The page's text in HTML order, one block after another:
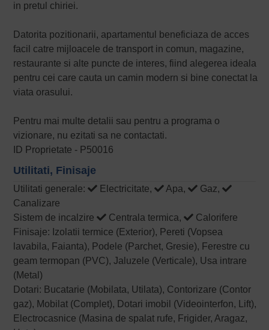
in pretul chiriei.
Datorita pozitionarii, apartamentul beneficiaza de acces
facil catre mijloacele de transport in comun, magazine,
restaurante si alte puncte de interes, fiind alegerea ideala
pentru cei care cauta un camin modern si bine conectat la
viata orasului.
Pentru mai multe detalii sau pentru a programa o
vizionare, nu ezitati sa ne contactati.
ID Proprietate - P50016
Utilitati, Finisaje
Utilitati generale: Electricitate, Apa,
Gaz,
Canalizare
Sistem de incalzire
Centrala termica,
Calorifere
Finisaje: Izolatii termice (Exterior), Pereti (Vopsea
lavabila, Faianta), Podele (Parchet, Gresie), Ferestre cu
geam termopan (PVC), Jaluzele (Verticale), Usa intrare
(Metal)
Dotari: Bucatarie (Mobilata, Utilata), Contorizare (Contor
gaz), Mobilat (Complet), Dotari imobil (Videointerfon, Lift),
Electrocasnice (Masina de spalat rufe, Frigider, Aragaz,